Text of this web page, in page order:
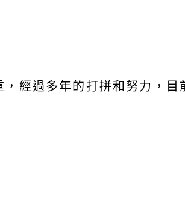
經過多年的打拼和努力，